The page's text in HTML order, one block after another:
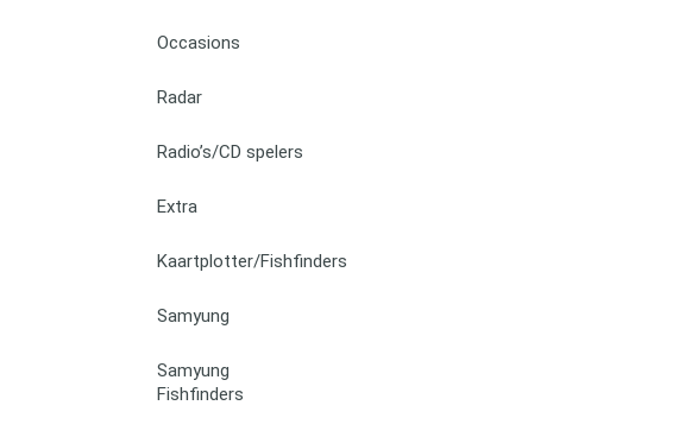
Occasions
Radar
Radio’s/CD spelers
Extra
Kaartplotter/Fishfinders
Samyung
Samyung
Fishfinders